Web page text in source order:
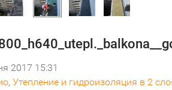
2017 15:31
, Утепление и гидроизоляция в 2